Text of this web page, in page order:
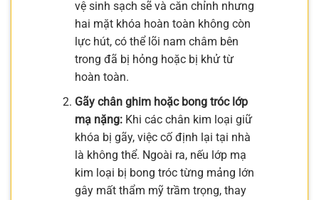
vệ sinh sạch sẽ và căn chỉnh nhưng
hai mặt khóa hoàn toàn không còn
lực hút, có thể lõi nam châm bên
trong đã bị hỏng hoặc bị khử từ
hoàn toàn.
Gãy chân ghim hoặc bong tróc lớp
mạ nặng:Khi các chân kim loại giữ
khóa bị gãy, việc cố định lại tại nhà
là không thể. Ngoài ra, nếu lớp mạ
kim loại bị bong tróc từng mảng lớn
gây mất thẩm mỹ trầm trọng, thay